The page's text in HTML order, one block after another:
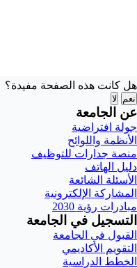
هل كانت هذه الصفحة مفيدة؟
نعم لا
عن الجامعة
جولة افتراضية
الأنظمة واللوائح
منصة جدارات للتوظيف
دليل الهاتف
الأسئلة الشائعة
المشاركة الإلكترونية
مبادرات رؤية 2030
التسجيل في الجامعة
القبول في الجامعة
التقويم الأكاديمي
الخطط الدراسية